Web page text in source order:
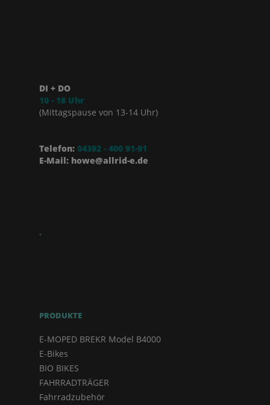
DI + DO
10 - 18 Uhr
(Mittagspause von 13-14 Uhr)
Telefon: 04392 - 400 91-91
E-Mail: howe@allrid-e.de
.
PRODUKTE
E-MOPED BREKR Model B4000
E-Bikes
BIO BIKES
FAHRRADTRÄGER
Fahrradzubehör